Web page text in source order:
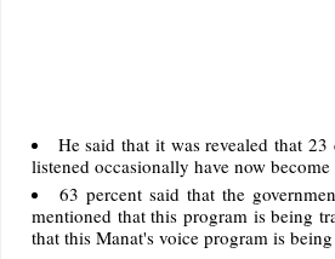
He said that it was revealed that
listened occasionally have now become
63 percent said that the
mentioned that this program is being
that this Manat's voice program is